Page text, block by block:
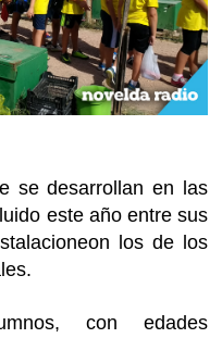
se desarrollan en las
este año entre sus
los de los
con edades